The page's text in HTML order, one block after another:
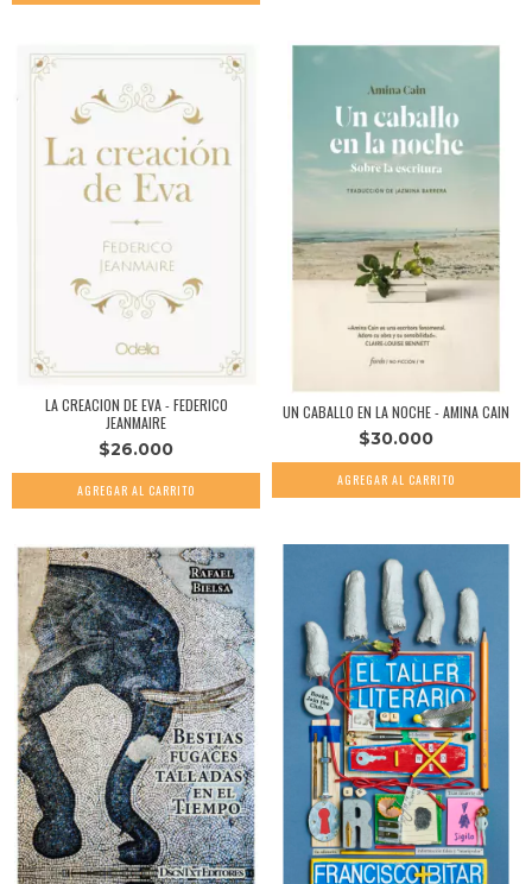
LA CREACION DE EVA - FEDERICO
JEANMAIRE
$26.000
UN CABALLO EN LA NOCHE - AMINA CAIN
$30.000